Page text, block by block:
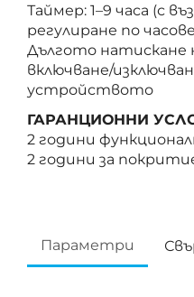
Таймер: 1–9 часа (с
регулиране по
Дългото натискане
включване/
устройството
ГАРАНЦИОННИ
2 години
2 години за
Параметри